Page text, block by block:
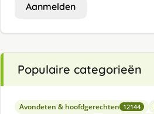
Aanmelden
Populaire categorieën
Avondeten & hoofdgerechten 12144